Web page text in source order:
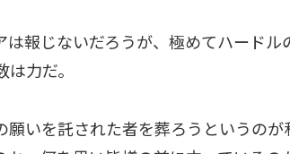
報じないだろうが、極めてハードル
力だ。
いを託された者を葬ろうというのが